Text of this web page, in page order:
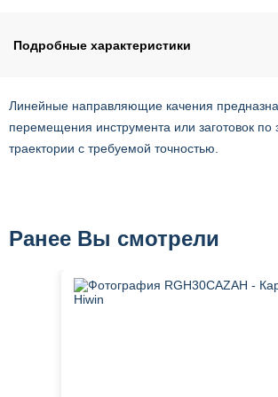
Подробные характеристики
Линейные направляющие качения
перемещения инструмента или заготовок по
траектории с требуемой точностью.
Ранее Вы смотрели